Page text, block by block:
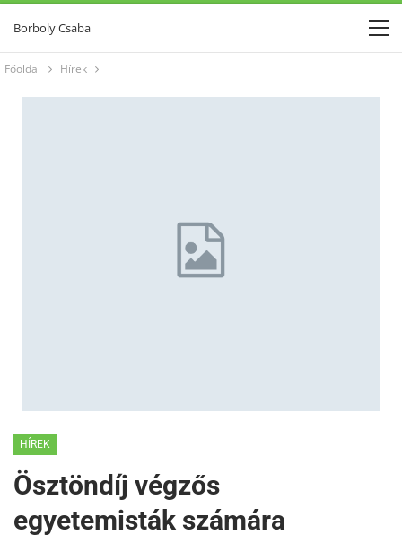
Borboly Csaba
Főoldal Hírek
HÍREK
Ösztöndíj végzős
egyetemisták számára